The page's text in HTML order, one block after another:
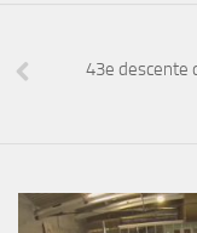
Environnement et
AUDIOVISUEL
43e descente